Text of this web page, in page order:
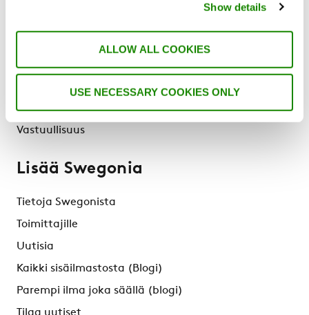
Show details
ALLOW ALL COOKIES
USE NECESSARY COOKIES ONLY
Ratkaisut & Palvelut
Tuotteet
Referenssit & Artikkelit
Tukipalvelut
Vastuullisuus
Lisää Swegonia
Tietoja Swegonista
Toimittajille
Uutisia
Kaikki sisäilmastosta (Blogi)
Parempi ilma joka säällä (blogi)